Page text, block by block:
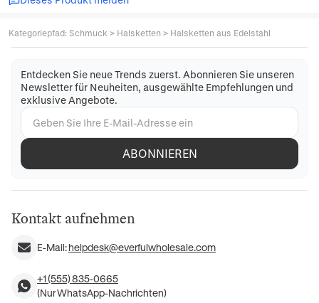
Kategoriepfad: Schmuck > Halsketten > Halsketten aus Edelstahl
Entdecken Sie neue Trends zuerst. Abonnieren Sie unseren
Newsletter für Neuheiten, ausgewählte Empfehlungen und
exklusive Angebote.
ABONNIEREN
Kontakt aufnehmen
E-Mail:helpdesk@everfulwholesale.com
+1 (555) 835-0665
(Nur WhatsApp-Nachrichten)